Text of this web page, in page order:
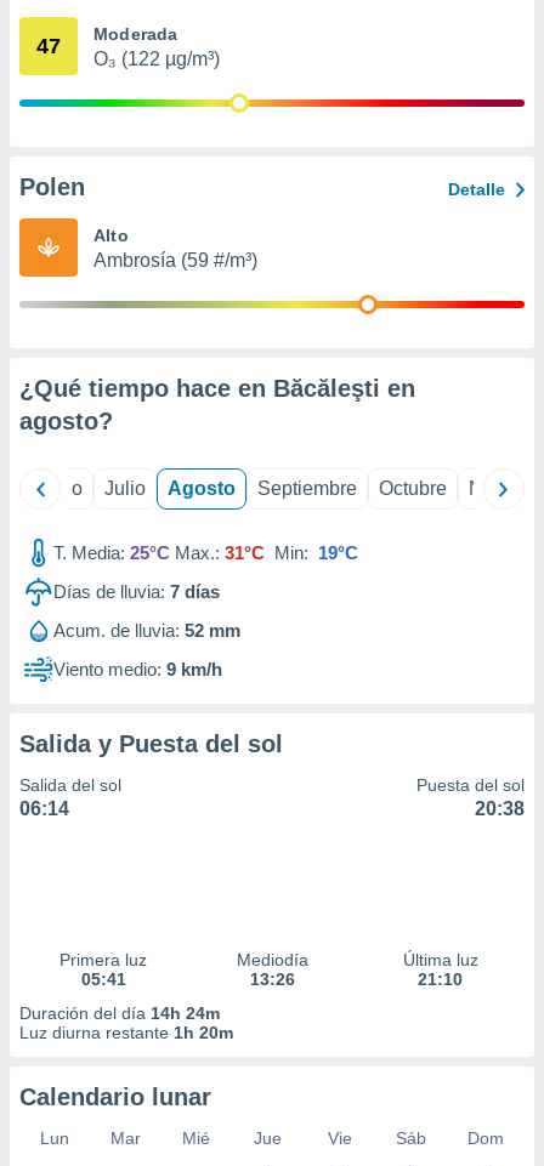
e
publicidad
1199
47 Moderada
O₃ (122 µg/m³)
Polen Detalle
Alto
Ambrosía (59 #/m³)
¿Qué tiempo hace en Băcăleşti en
agosto?
Junio Julio Agosto Septiembre Octubre
T. Media: 25°C Max.: 31°C Min: 19°C
Días de lluvia: 7 días
Acum. de lluvia: 52 mm
Viento medio: 9 km/h
Salida y Puesta del sol
Salida del sol
06:14
Puesta del sol
20:38
Primera luz
05:41
Mediodía
13:26
Última luz
21:10
Duración del día 14h 24m
Luz diurna restante 1h 20m
Calendario lunar
Lun Mar Mié Jue Vie Sáb
Dom